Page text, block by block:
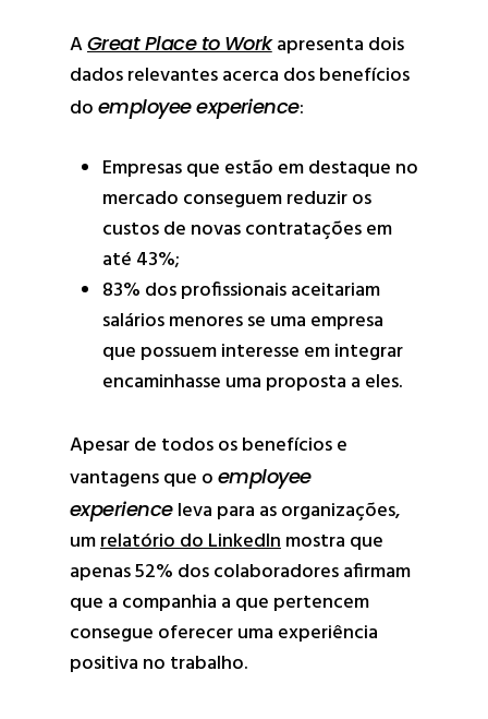
AGreat Place to Workapresenta dois
dados relevantes acerca dos benefícios
do employee experience:
Empresas que estão em destaque no
mercado conseguem reduzir os
custos de novas contratações em
até 43%;
83% dos profissionais aceitariam
salários menores se uma empresa
que possuem interesse em integrar
encaminhasse uma proposta a eles.
Apesar de todos os benefícios e
vantagens que o employee
experienceleva para as organizações,
umrelatório do LinkedInmostra que
apenas 52% dos colaboradores afirmam
que a companhia a que pertencem
consegue oferecer uma experiência
positiva no trabalho.